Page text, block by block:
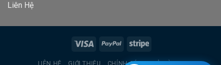
Liên Hệ